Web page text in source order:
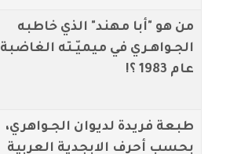
من هو "أبا مهند" الذي خاطبه
الجـواهـري في ميميّـته الغاضبة
عام 1983 ؟!
طبعة فريدة لديوان الجـواهري،
بحسب أحرف الابجدية العربية